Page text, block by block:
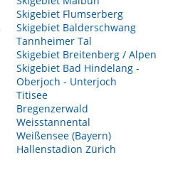
Skigebiet Flumserberg
Skigebiet Balderschwang
Tannheimer Tal
Skigebiet Breitenberg / Alpen
Skigebiet Bad Hindelang -
Oberjoch - Unterjoch
Titisee
Bregenzerwald
Weisstannental
Weißensee (Bayern)
Hallenstadion Zürich